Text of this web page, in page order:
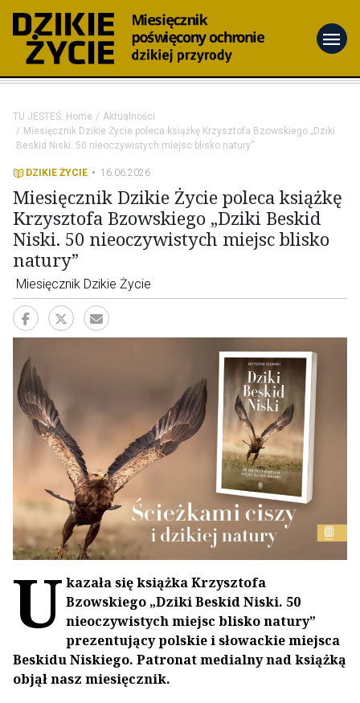
menu
TU JESTEŚ: Home
Aktualności
Miesięcznik Dzikie Życie poleca książkę Krzysztofa Bzowskiego „Dziki
Beskid Niski. 50 nieoczywistych miejsc blisko natury”
DZIKIE ŻYCIE 16.06.2026
Miesięcznik Dzikie Życie poleca książkę
Krzysztofa Bzowskiego „Dziki Beskid
Niski. 50 nieoczywistych miejsc blisko
natury”
Miesięcznik Dzikie Życie
U kazała się książka Krzysztofa
Bzowskiego „Dziki Beskid Niski. 50
nieoczywistych miejsc blisko natury”
prezentujący polskie i słowackie miejsca
Beskidu Niskiego. Patronat medialny nad książką
objął nasz miesięcznik.